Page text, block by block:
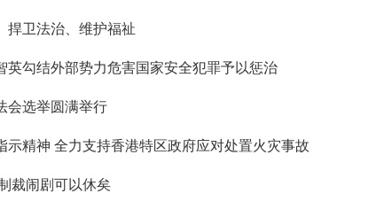
捍卫法治、维护福祉
勾结外部势力危害国家安全犯罪予以惩治
会选举圆满举行
精神 全力支持香港特区政府应对处置火灾事故
裁闹剧可以休矣